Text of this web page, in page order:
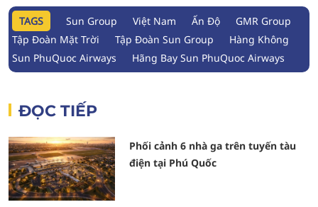
TAGS Sun Group Việt Nam Ấn Độ
GMR Group
Tập Đoàn Mặt Trời
Tập Đoàn Sun Group
Hàng Không
Sun PhuQuoc Airways
Hãng Bay Sun PhuQuoc Airways
ĐỌC TIẾP
Phối cảnh 6 nhà ga trên tuyến tàu
điện tại Phú Quốc